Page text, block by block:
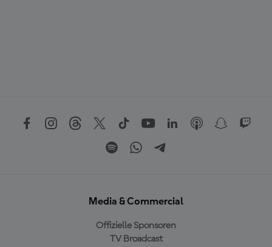
Media & Commercial
Offizielle Sponsoren
TV Broadcast